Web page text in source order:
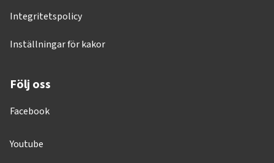
Integritetspolicy
Inställningar för kakor
Följ oss
Facebook
Youtube